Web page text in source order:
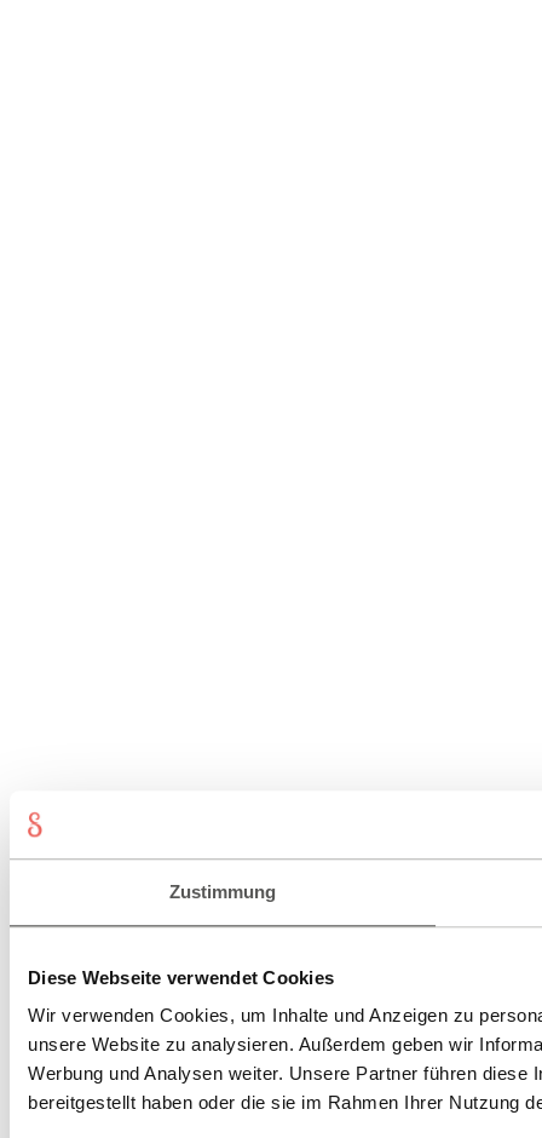
Zustimmung
Diese Webseite verwendet Cookies
Wir verwenden Cookies, um Inhalte und Anzeigen zu
unsere Website zu analysieren. Außerdem geben wir
Werbung und Analysen weiter. Unsere Partner führen
bereitgestellt haben oder die sie im Rahmen Ihrer Nutzung